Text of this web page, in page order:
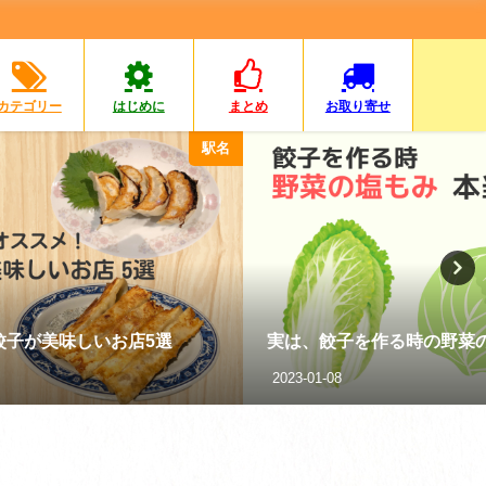
テゴリー はじめに まとめ お取り寄せ
駅名
子が美味しいお店5選 実は、餃子を作る時の野菜
2023-01-08